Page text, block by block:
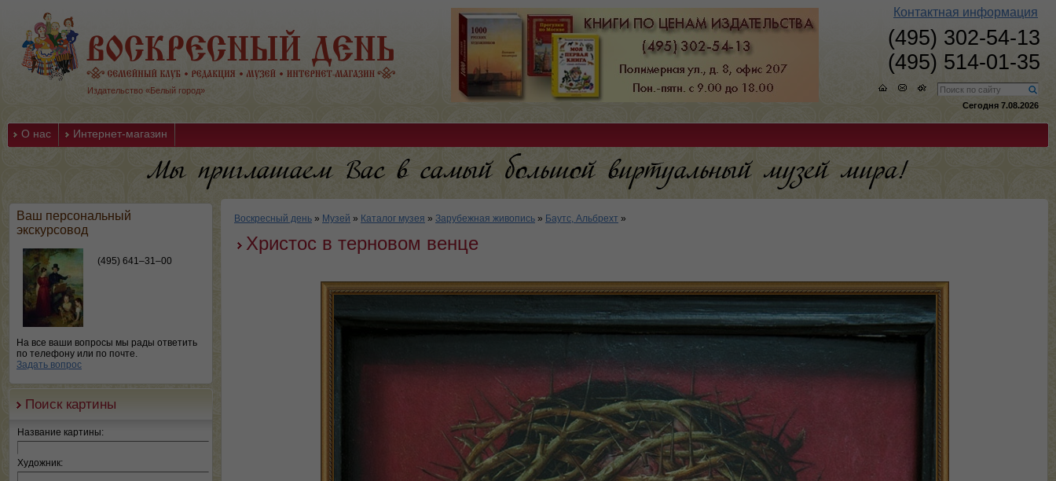
Издательство «Белый город»
Контактная информация
(495) 302-54-13
(495) 514-01-35
Сегодня 7.08.2026
О нас Интернет-магазин
Ваш персональный
экскурсовод
(495) 641–31–00
На все ваши вопросы мы рады ответить
по телефону или по почте.
Задать вопрос
Поиск картины
Название картины:
Художник:
Воскресный день » Музей » Каталог музея » Зарубежная живопись » Баутс, Альбрехт »
Христос в терновом венце